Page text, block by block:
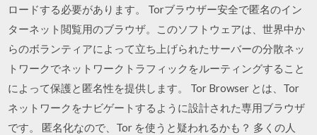
ロードする必要があります。 Torブラウザー安全で匿名のイン
ターネット閲覧用のブラウザ。このソフトウェアは、世界中か
らのボランティアによって立ち上げられたサーバーの分散ネッ
トワークでネットワークトラフィックをルーティングすること
によって保護と匿名性を提供します。 Tor Browser とは、Tor
ネットワークをナビゲートするように設計された専用ブラウザ
です。 匿名化なので、Tor を使うと疑われるかも？ 多くの人